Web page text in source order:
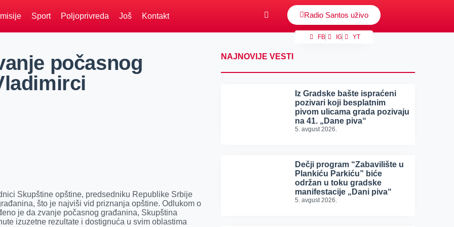
Sport Poljoprivreda Još Kontakt Radio Santos uživo
FB IG YT
počasnog
Skupštine opštine, predsedniku Republike Srbije
što je najviši vid priznanja opštine. Odlukom o
je da zvanje počasnog građanina, Skupština
izuzetne rezultate i dostignuća u svim oblastima
NAJNOVIJE VESTI
Iz Gradske bašte ispraćeni
pozivari koji besplatnim
pivom ulicama grada pozivaju
na 41. „Dane piva“
5. avgust 2026.
Dečji program “Zabavilište u
Plankiću Parkiću” biće
održan u toku gradske
manifestacije „Dani piva“
5. avgust 2026.